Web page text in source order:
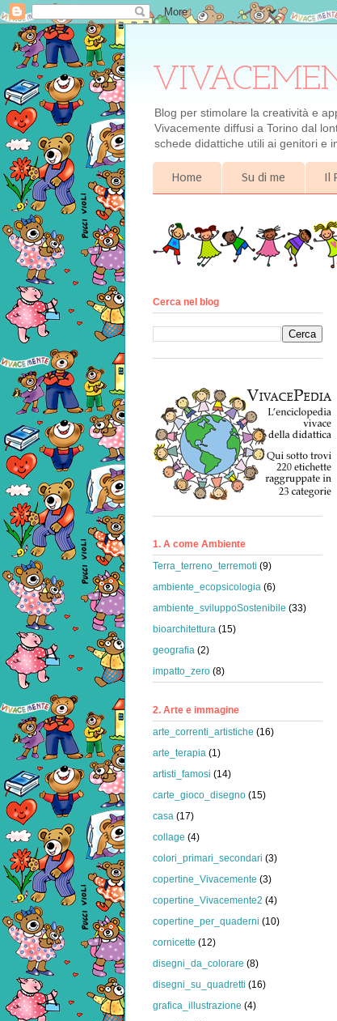
Blog per stimolare la creatività e
Vivacemente diffusi a Torino dal
schede didattiche utili ai genitori e
Home Su di me Il
Cerca nel blog
1. A come Ambiente
Terra_terreno_terremoti (9)
ambiente_ecopsicologia (6)
ambiente_sviluppoSostenibile (33)
bioarchitettura (15)
geografia (2)
impatto_zero (8)
2. Arte e immagine
arte_correnti_artistiche (16)
arte_terapia (1)
artisti_famosi (14)
carte_gioco_disegno (15)
casa (17)
collage (4)
colori_primari_secondari (3)
copertine_Vivacemente (3)
copertine_Vivacemente2 (4)
copertine_per_quaderni (10)
cornicette (12)
disegni_da_colorare (8)
disegni_su_quadretti (16)
grafica_illustrazione (4)